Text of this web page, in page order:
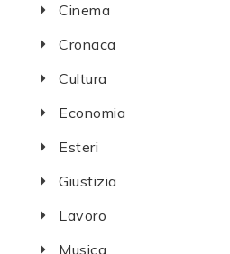
Cinema
Cronaca
Cultura
Economia
Esteri
Giustizia
Lavoro
Musica